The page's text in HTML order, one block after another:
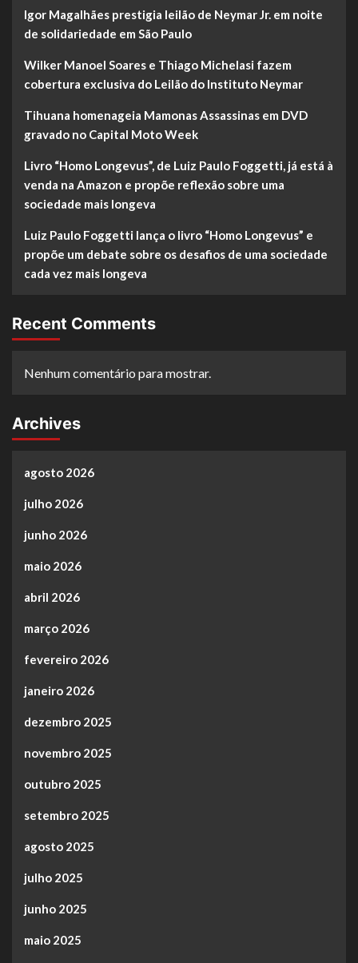
Igor Magalhães prestigia leilão de Neymar Jr. em noite
de solidariedade em São Paulo
Wilker Manoel Soares e Thiago Michelasi fazem
cobertura exclusiva do Leilão do Instituto Neymar
Tihuana homenageia Mamonas Assassinas em DVD
gravado no Capital Moto Week
Livro “Homo Longevus”, de Luiz Paulo Foggetti, já está à
venda na Amazon e propõe reflexão sobre uma
sociedade mais longeva
Luiz Paulo Foggetti lança o livro “Homo Longevus” e
propõe um debate sobre os desafios de uma sociedade
cada vez mais longeva
Recent Comments
Nenhum comentário para mostrar.
Archives
agosto 2026
julho 2026
junho 2026
maio 2026
abril 2026
março 2026
fevereiro 2026
janeiro 2026
dezembro 2025
novembro 2025
outubro 2025
setembro 2025
agosto 2025
julho 2025
junho 2025
maio 2025